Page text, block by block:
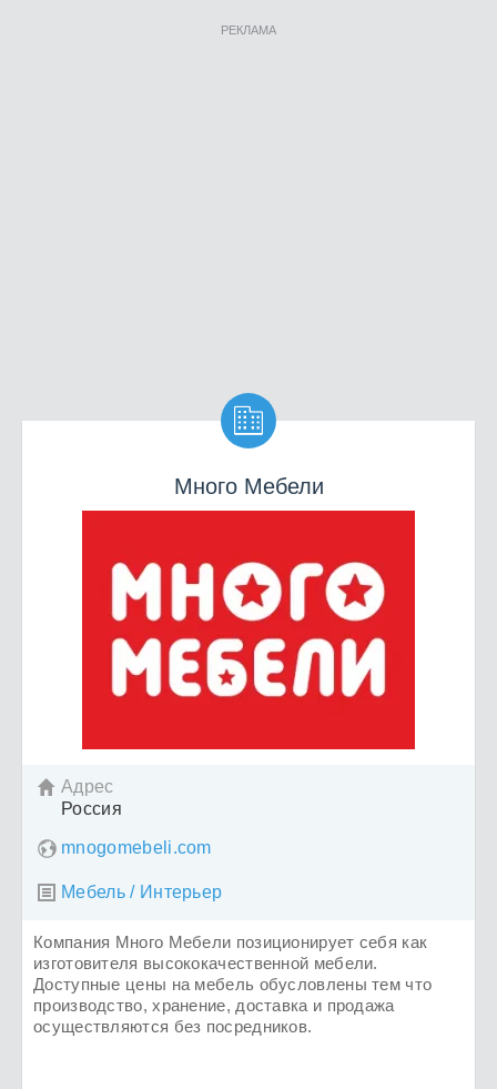
РЕКЛАМА

Много Мебели
 Адрес
Россия
mnogomebeli.com
 Мебель / Интерьер
Компания Много Мебели позиционирует себя как
изготовителя высококачественной мебели.
Доступные цены на мебель обусловлены тем что
производство, хранение, доставка и продажа
осуществляются без посредников.